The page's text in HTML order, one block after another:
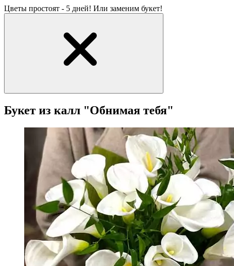
Цветы простоят - 5 дней! Или заменим букет!
Букет из калл "Обнимая тебя"